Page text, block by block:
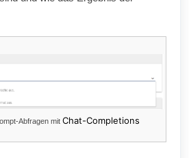
Abfragen mit Chat-Completions